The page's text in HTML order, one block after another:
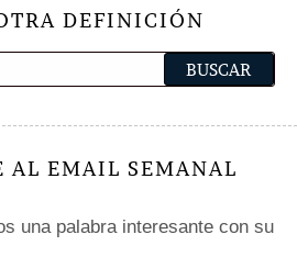
DEFINICIÓN
AL EMAIL SEMANAL
una palabra interesante con su